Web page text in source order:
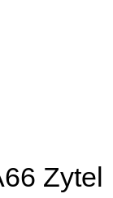
Zytel